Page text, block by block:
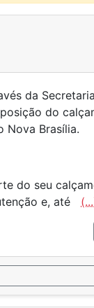
da
do
Nova Brasília.
do seu
e, até